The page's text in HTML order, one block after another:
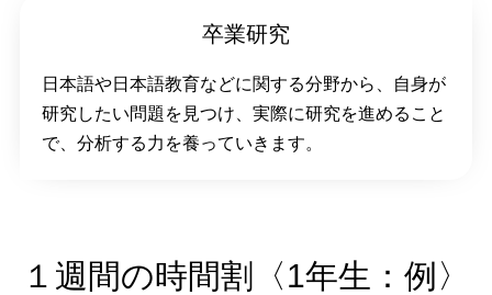
卒業研究
日本語や日本語教育などに関する分野から、自身が
研究したい問題を見つけ、実際に研究を進めること
で、分析する力を養っていきます。
１週間の時間割〈1年生：例〉